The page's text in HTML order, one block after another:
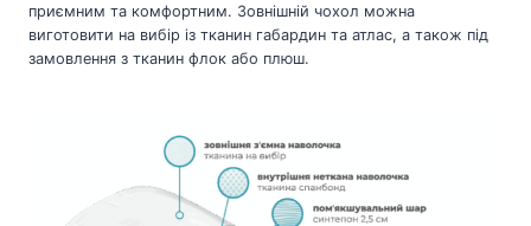
приємним та комфортним. Зовнішній чохол можна
виготовити на вибір із тканин габардин та атлас, а також під
замовлення з тканин флок або плюш.